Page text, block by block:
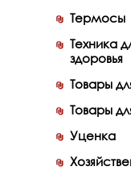
Термосы
Техника
здоровья
Товары
Товары
Уценка